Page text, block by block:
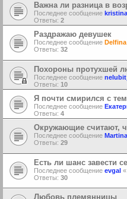
Важна ли разница в
Последнее сообщение
Ответы: 2
Раздражаю девушек
Последнее сообщение Delfina
Ответы: 32
Похороны протухшей
Последнее сообщение
Ответы: 10
Я почти смирился с
Последнее сообщение
Ответы: 4
Окружающие считают,
Последнее сообщение
Ответы: 29
Есть ли шанс завести
Последнее сообщение evgal «
Ответы: 30
Любовь племянницы